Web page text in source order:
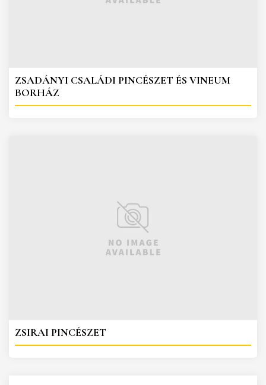
ZSADÁNYI CSALÁDI PINCÉSZET ÉS VINEUM
BORHÁZ
ZSIRAI PINCÉSZET